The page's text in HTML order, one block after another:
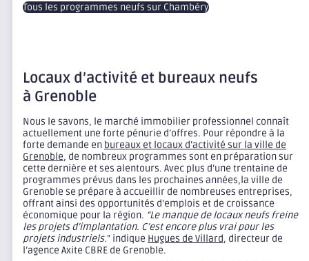
Tous les programmes neufs sur Chambéry
Locaux d’activité et bureaux neufs
à Grenoble
Nous le savons, le marché immobilier professionnel connaît
actuellement une forte pénurie d’offres. Pour répondre à la
forte demande en bureaux et locaux d’activité sur la ville de
Grenoble, de nombreux programmes sont en préparation sur
cette dernière et ses alentours. Avec plus d’une trentaine de
programmes prévus dans les prochaines années,la ville de
Grenoble se prépare à accueillir de nombreuses entreprises,
offrant ainsi des opportunités d’emplois et de croissance
économique pour la région. “Le manque de locaux neufs freine
les projets d’implantation. C’est encore plus vrai pour les
projets industriels.” indique Hugues de Villard, directeur de
l’agence Axite CBRE de Grenoble.